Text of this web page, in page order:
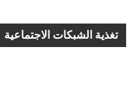
تغذية الشبكات الاجتماعية